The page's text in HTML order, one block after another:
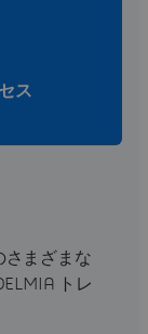
ス
さまざまな
トレ